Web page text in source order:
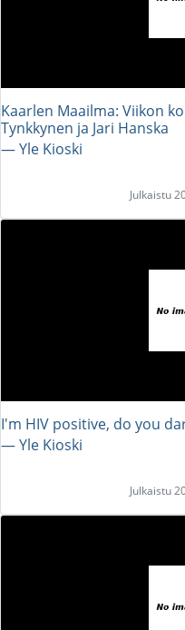
Kaarlen Maailma: Viikon
Tynkkynen ja Jari Hanska
― Yle Kioski
Julkaistu
I'm HIV positive, do you
― Yle Kioski
Julkaistu